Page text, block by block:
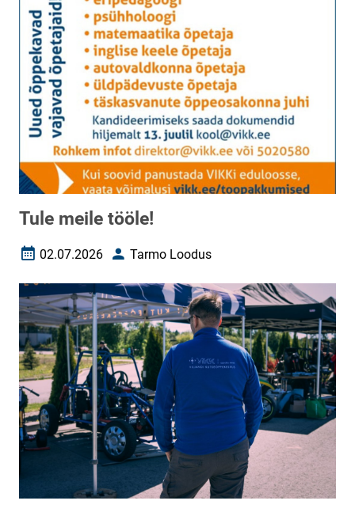
Tule meile tööle!
Loomise kuupäev
02.07.2026 AutorTarmo Loodus